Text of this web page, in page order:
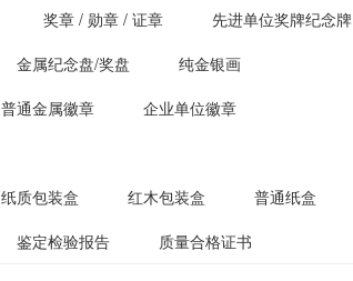
奖章 / 勋章 / 证章 先进单位奖牌纪念牌
金属纪念盘/奖盘
纯金银画
普通金属徽章
企业单位徽章
纸质包装盒 红木包装盒 普通纸盒
鉴定检验报告 质量合格证书